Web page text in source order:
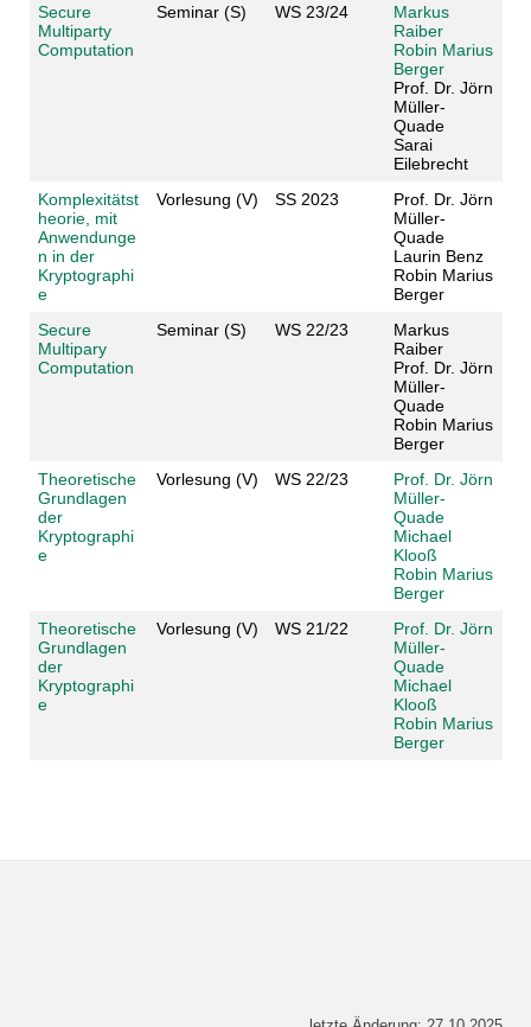
Secure
Multiparty
Computation
Seminar (S) WS 23/24
Markus
Raiber
Robin Marius
Berger
Prof. Dr. Jörn
Müller-
Quade
Sarai
Eilebrecht
Komplexitätst
heorie, mit
Anwendunge
n in der
Kryptographi
e
Vorlesung (V) SS 2023
Prof. Dr. Jörn
Müller-
Quade
Laurin Benz
Robin Marius
Berger
Secure
Multipary
Computation
Seminar (S) WS 22/23
Markus
Raiber
Prof. Dr. Jörn
Müller-
Quade
Robin Marius
Berger
Theoretische
Grundlagen
der
Kryptographi
e
Vorlesung (V) WS 22/23
Prof. Dr. Jörn
Müller-
Quade
Michael
Klooß
Robin Marius
Berger
Theoretische
Grundlagen
der
Kryptographi
e
Vorlesung (V) WS 21/22
Prof. Dr. Jörn
Müller-
Quade
Michael
Klooß
Robin Marius
Berger